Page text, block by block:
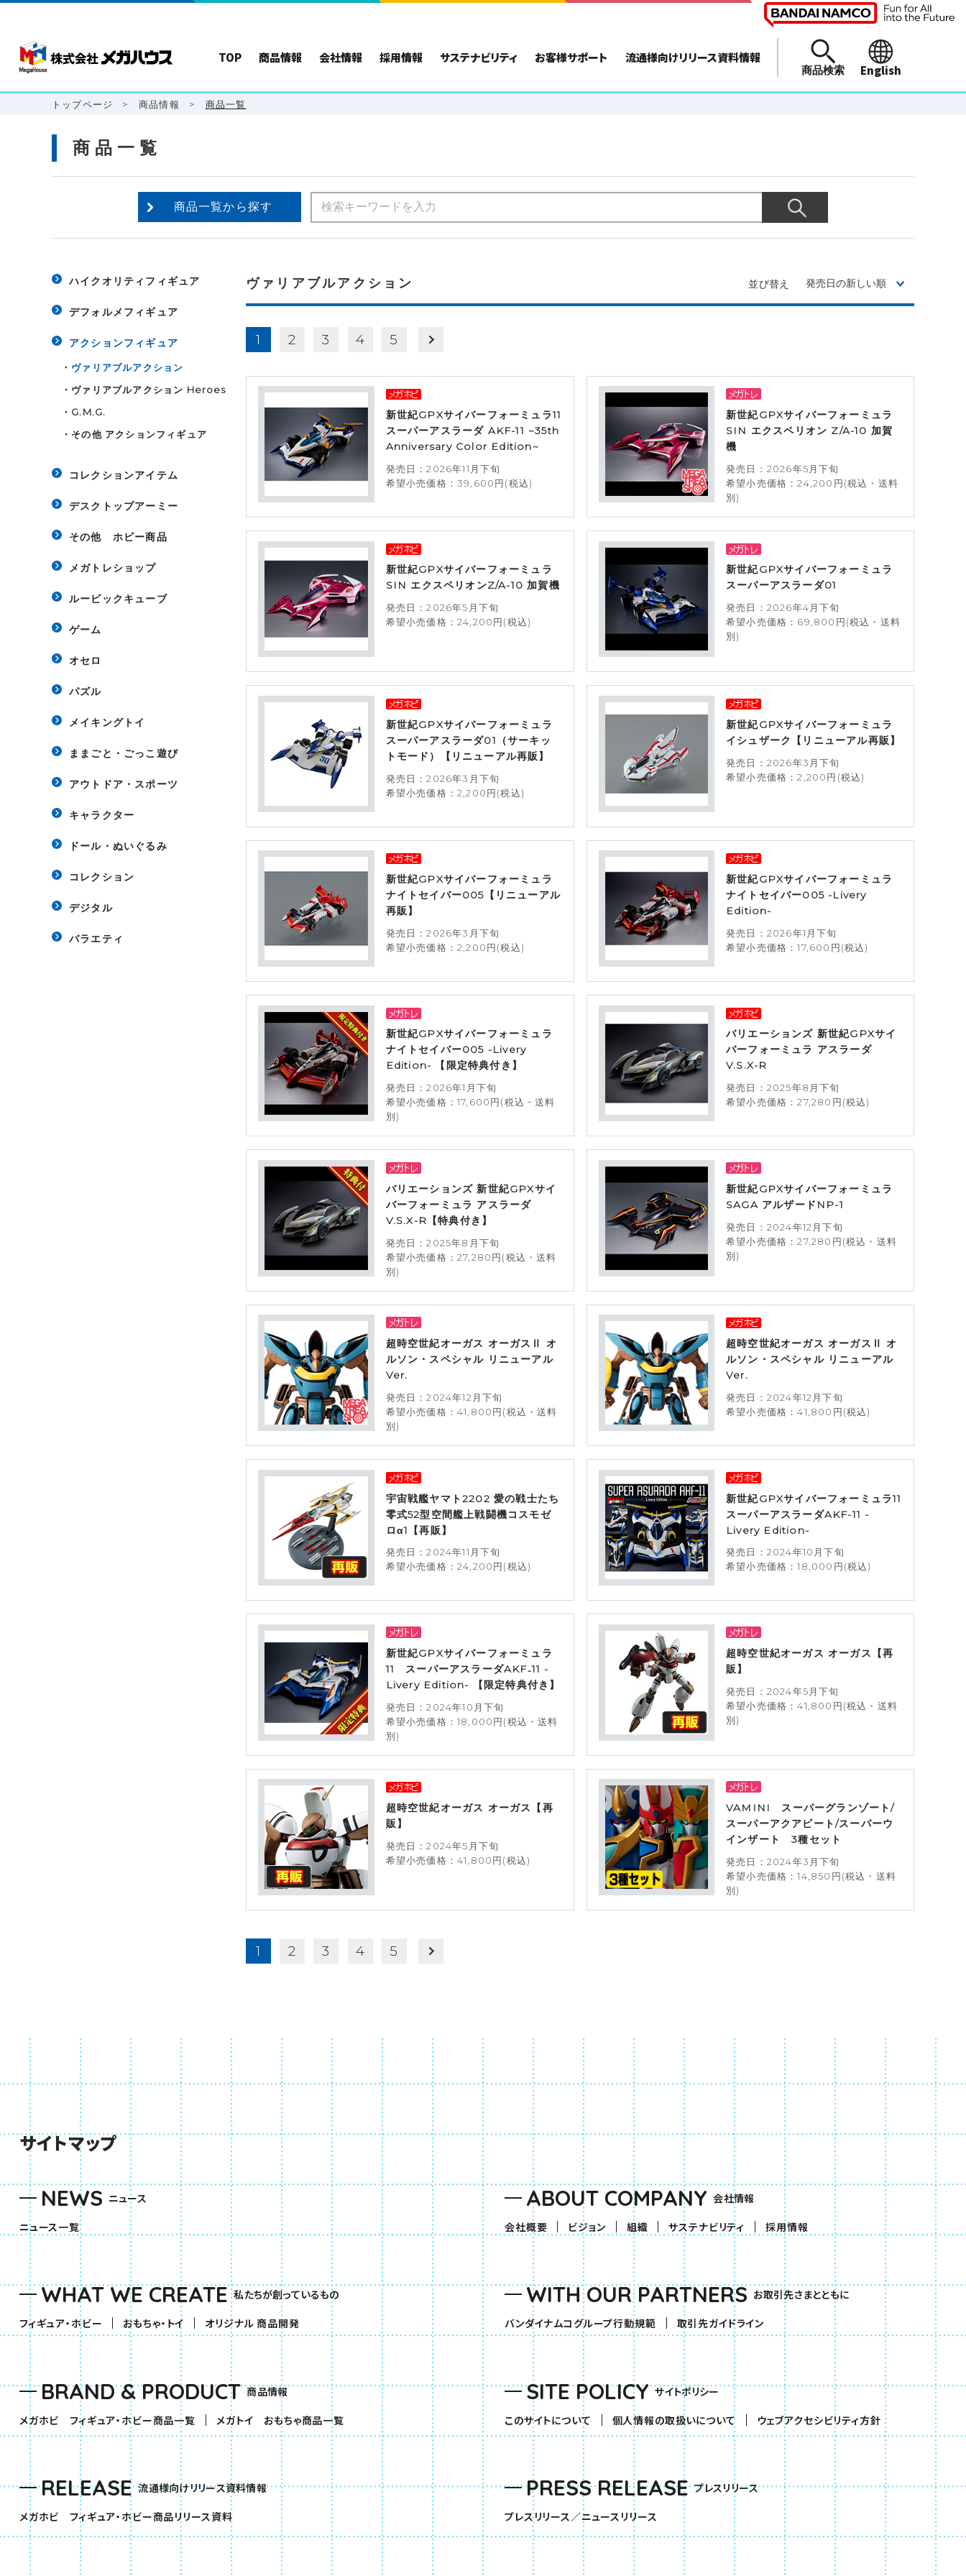
TOP 商品情報 会社情報 採用情報 サステナビリティ お客様サポート 流通様向けリリース資料情報
商品検索 English
トップページ > 商品情報 > 商品一覧
商品一覧
商品一覧から探す
ハイクオリティフィギュア
デフォルメフィギュア
アクションフィギュア
・ ヴァリアブルアクション
・ ヴァリアブルアクション Heroes
・ G.M.G.
・ その他 アクションフィギュア
コレクションアイテム
デスクトップアーミー
その他 ホビー商品
メガトレショップ
ルービックキューブ
ゲーム
オセロ
パズル
メイキングトイ
ままごと・ごっこ遊び
アウトドア・スポーツ
キャラクター
ドール・ぬいぐるみ
コレクション
デジタル
バラエティ
ヴァリアブルアクション 並び替え
1 2 3 4 5
新世紀GPXサイバーフォーミュラ11
スーパーアスラーダ AKF-11 ~35th
Anniversary Color Edition~
発売日：2026年11月下旬
希望小売価格：39,600円(税込)
新世紀GPXサイバーフォーミュラ
SIN エクスペリオン Z/A-10 加賀
機
発売日：2026年5月下旬
希望小売価格：24,200円(税込・送料
別)
新世紀GPXサイバーフォーミュラ
SIN エクスペリオンZ/A-10 加賀機
発売日：2026年5月下旬
希望小売価格：24,200円(税込)
新世紀GPXサイバーフォーミュラ
スーパーアスラーダ01
発売日：2026年4月下旬
希望小売価格：69,800円(税込・送料
別)
新世紀GPXサイバーフォーミュラ
スーパーアスラーダ01（サーキッ
トモード）【リニューアル再販】
発売日：2026年3月下旬
希望小売価格：2,200円(税込)
新世紀GPXサイバーフォーミュラ
イシュザーク【リニューアル再販】
発売日：2026年3月下旬
希望小売価格：2,200円(税込)
新世紀GPXサイバーフォーミュラ
ナイトセイバー005【リニューアル
再販】
発売日：2026年3月下旬
希望小売価格：2,200円(税込)
新世紀GPXサイバーフォーミュラ
ナイトセイバー005 -Livery
Edition-
発売日：2026年1月下旬
希望小売価格：17,600円(税込)
新世紀GPXサイバーフォーミュラ
ナイトセイバー005 -Livery
Edition- 【限定特典付き】
発売日：2026年1月下旬
希望小売価格：17,600円(税込・送料
別)
バリエーションズ 新世紀GPXサイ
バーフォーミュラ アスラーダ
V.S.X-R
発売日：2025年8月下旬
希望小売価格：27,280円(税込)
バリエーションズ 新世紀GPXサイ
バーフォーミュラ アスラーダ
V.S.X-R【特典付き】
発売日：2025年8月下旬
希望小売価格：27,280円(税込・送料
別)
新世紀GPXサイバーフォーミュラ
SAGA アルザードNP-1
発売日：2024年12月下旬
希望小売価格：27,280円(税込・送料
別)
超時空世紀オーガス オーガスⅡ オ
ルソン・スペシャル リニューアル
Ver.
発売日：2024年12月下旬
希望小売価格：41,800円(税込・送料
別)
超時空世紀オーガス オーガスⅡ オ
ルソン・スペシャル リニューアル
Ver.
発売日：2024年12月下旬
希望小売価格：41,800円(税込)
宇宙戦艦ヤマト2202 愛の戦士たち
零式52型空間艦上戦闘機コスモゼ
ロα1【再販】
発売日：2024年11月下旬
希望小売価格：24,200円(税込)
新世紀GPXサイバーフォーミュラ11
スーパーアスラーダAKF-11 -
Livery Edition-
発売日：2024年10月下旬
希望小売価格：18,000円(税込)
新世紀GPXサイバーフォーミュラ
11 スーパーアスラーダAKF₋11 -
Livery Edition- 【限定特典付き】
発売日：2024年10月下旬
希望小売価格：18,000円(税込・送料
別)
超時空世紀オーガス オーガス【再
販】
発売日：2024年5月下旬
希望小売価格：41,800円(税込・送料
別)
超時空世紀オーガス オーガス【再
販】
発売日：2024年5月下旬
希望小売価格：41,800円(税込)
VAMINI スーパーグランゾート/
スーパーアクアビート/スーパーウ
インザート 3種セット
発売日：2024年3月下旬
希望小売価格：14,850円(税込・送料
別)
1 2 3 4 5
サイトマップ
NEWS ニュース
ニュース一覧
WHAT WE CREATE 私たちが創っているもの
フィギュア・ホビー （別ウィンドウで開きます）
おもちゃ・トイ （別ウィンドウで開きます）
オリジナル 商品開発
BRAND & PRODUCT 商品情報
メガホビ フィギュア・ホビー商品一覧 （別ウィンドウで開きます）
メガトイ おもちゃ商品一覧（別ウィンドウで開きます）
RELEASE 流通様向けリリース資料情報
メガホビ フィギュア・ホビー商品リリース資料（別ウィンドウで開きます）
ABOUT COMPANY 会社情報
会社概要
ビジョン 組織 サステナビリティ 採用情報
WITH OUR PARTNERS お取引先さまとともに
バンダイナムコグループ行動規範
取引先ガイドライン
SITE POLICY サイトポリシー
このサイトについて
個人情報の取扱いについて ウェブアクセシビリティ方針
PRESS RELEASE プレスリリース
プレスリリース／ニュースリリース